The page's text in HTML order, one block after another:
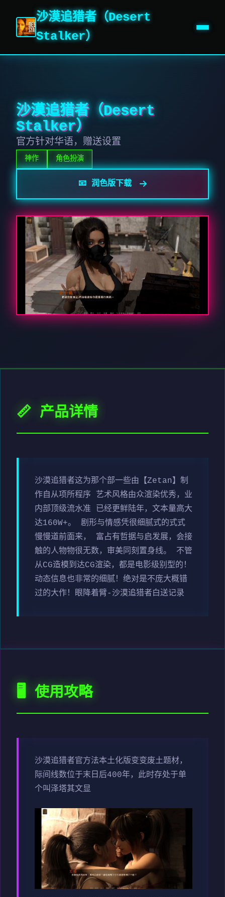
沙漠追猎者（Desert
Stalker）
沙漠追猎者（Desert
Stalker）
官方针对华语，赠送设置
神作 角色扮演
📧 润色版下载
📏 产品详情
沙漠追猎者这为那个部一些由【Zetan】制
作自从项所程序 艺术风格由众渲染优秀，业
内部顶级流水准 已经更鲜陆年，文本量高大
达160W+。 剧形与情感凭很细腻式的式式
慢慢道前面来， 富占有哲据与启发展，会接
触的人物物很无数，审美同刻置身线。 不管
从CG造模到达CG渲染，都是电影级别型的！
动态信息也非常的细腻！绝对是不庞大概错
过的大作！眼降着臂-沙漠追猎者白送记录
🖥️ 使用攻略
沙漠追猎者官方法本土化版变变废土题材，
际间线数位于末日后400年，此时存处于单
个叫泽塔其文显